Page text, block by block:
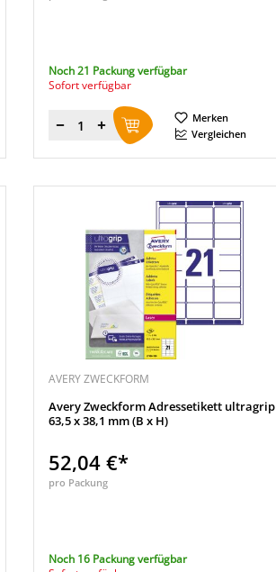
Noch 21 Packung verfügbar
Sofort verfügbar
Menge
Merken
Vergleichen
AVERY ZWECKFORM
Avery Zweckform Adressetikett ultragrip
63,5 x 38,1 mm (B x H)
52,04 €*
pro Packung
Noch 16 Packung verfügbar